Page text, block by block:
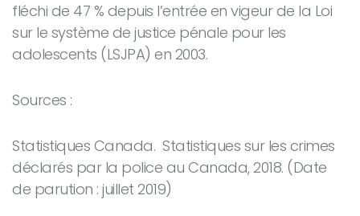
fléchi de 47 % depuis l’entrée en vigeur de la Loi
sur le système de justice pénale pour les
adolescents (LSJPA) en 2003.
Sources :
Statistiques Canada. Statistiques sur les crimes
déclarés par la police au Canada, 2018. (Date
de parution : juillet 2019)